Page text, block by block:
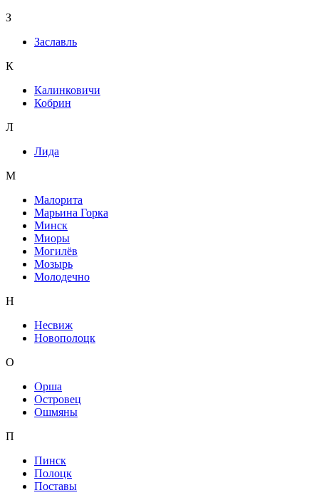
З
Заславль
К
Калинковичи
Кобрин
Л
Лида
М
Малорита
Марьина Горка
Минск
Миоры
Могилёв
Мозырь
Молодечно
Н
Несвиж
Новополоцк
О
Орша
Островец
Ошмяны
П
Пинск
Полоцк
Поставы